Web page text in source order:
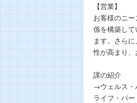
【営業】
お客様のニ
係を構築し
ます。さら
性が高まり、
課の紹介
→ウェルス・
ライフ・パ